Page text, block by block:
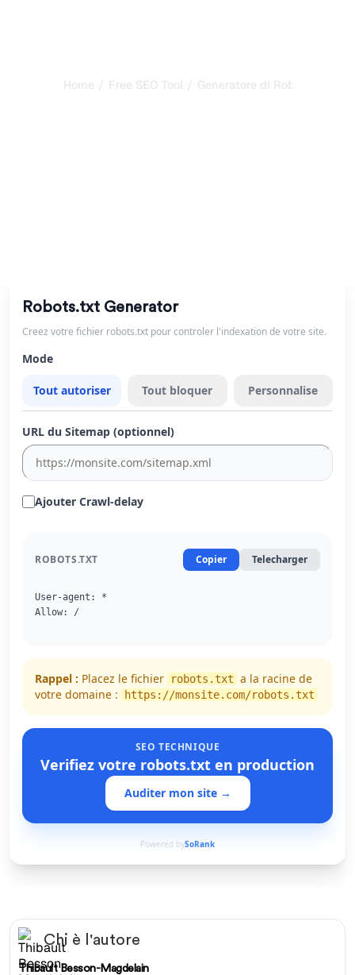
Home / Free SEO Tool / Generatore di Robots.txt
Robots.txt Generator
Creez votre fichier robots.txt pour controler l'indexation de votre site.
Mode
Tout autoriser Tout bloquer Personnalise
URL du Sitemap (optionnel)
Ajouter Crawl-delay
ROBOTS.TXT Copier Telecharger
User-agent: *
Allow: /
Rappel : Placez le fichier robots.txt a la racine de
votre domaine :
https://monsite.com/robots.txt
SEO TECHNIQUE
Verifiez votre robots.txt en production
Auditer mon site →
Powered bySoRank
Chi è l'autore
Thibault Besson-Magdelain